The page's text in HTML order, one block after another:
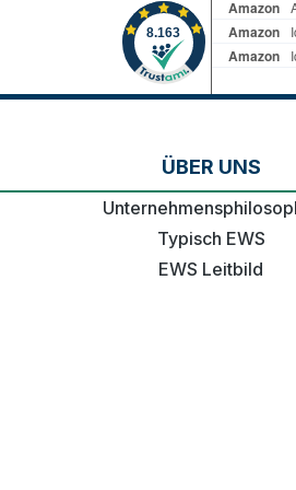
ÜBER UNS
Typisch EWS
EWS Leitbild